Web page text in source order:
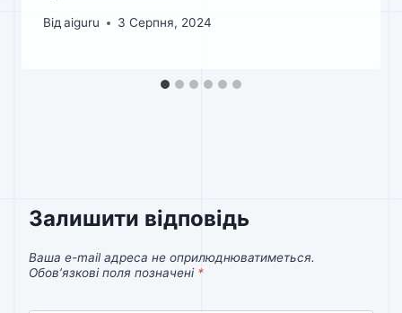
Від aiguru 3 Серпня, 2024
Залишити відповідь
Ваша e-mail адреса не оприлюднюватиметься.
Обов’язкові поля позначені *